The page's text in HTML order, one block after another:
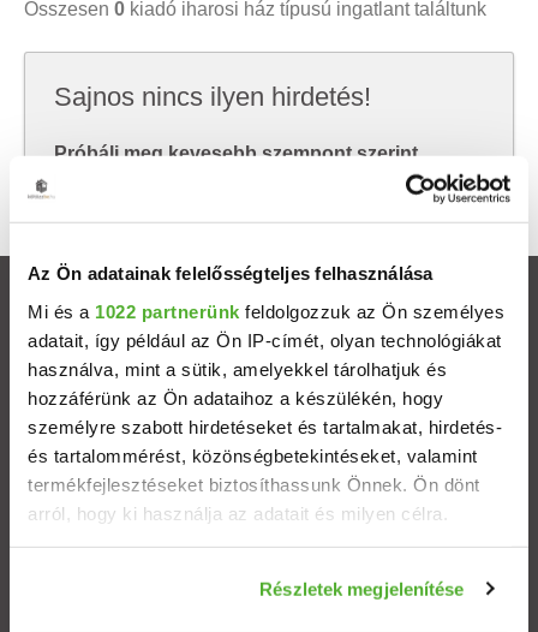
Az Ön adatainak felelősségteljes felhasználása
Mi és a 1022 partnerünk feldolgozzuk az Ön személyes
adatait, így például az Ön IP-címét, olyan technológiákat
használva, mint a sütik, amelyekkel tárolhatjuk és
hozzáférünk az Ön adataihoz a készülékén, hogy
személyre szabott hirdetéseket és tartalmakat, hirdetés-
és tartalommérést, közönségbetekintéseket, valamint
termékfejlesztéseket biztosíthassunk Önnek. Ön dönt
arról, hogy ki használja az adatait és milyen célra.
Információgyűjtés az Ön földrajzi elhelyezkedéséről
Részletek megjelenítése
Összesen 0 kiadó iharosi ház típusú ingatlant találtunk
Sajnos nincs ilyen hirdetés!
Próbálj meg kevesebb szempont szerint
keresni, hátha akkor megtalálod, amit keresel.
Ingatlanok
Eladó házak
Eladó lakások
Települések